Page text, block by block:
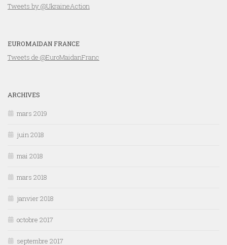
Tweets by @UkraineAction
EUROMAIDAN FRANCE
Tweets de @EuroMaidanFranc
ARCHIVES
mars 2019
juin 2018
mai 2018
mars 2018
janvier 2018
octobre 2017
septembre 2017